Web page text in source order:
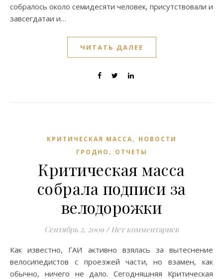
собралось около семидесяти человек, присутствовали и
завсегдатаи и…
ЧИТАТЬ ДАЛЕЕ
КРИТИЧЕСКАЯ МАССА, НОВОСТИ
ГРОДНО , ОТЧЕТЫ
Критическая масса
собрала подписи за
велодорожки
Сентябрь 2, 2009 / Нет комментариев
Как известно, ГАИ активно взялась за вытеснение
велосипедистов с проезжей части, но взамен, как
обычно, ничего не дало. Сегодняшняя Критическая